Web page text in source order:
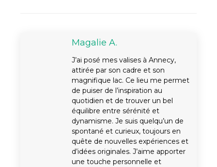
Magalie A.
J’ai posé mes valises à Annecy,
attirée par son cadre et son
magnifique lac. Ce lieu me permet
de puiser de l’inspiration au
quotidien et de trouver un bel
équilibre entre sérénité et
dynamisme. Je suis quelqu’un de
spontané et curieux, toujours en
quête de nouvelles expériences et
d’idées originales. J’aime apporter
une touche personnelle et